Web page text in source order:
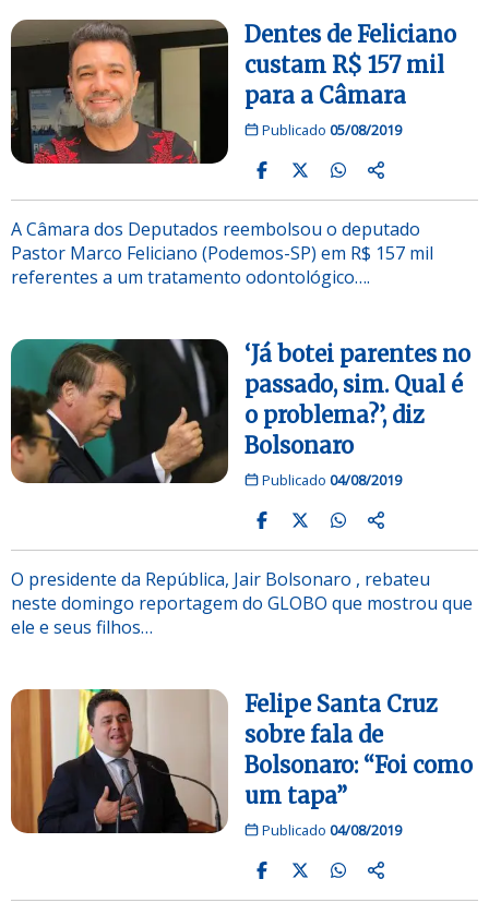
Dentes de Feliciano
custam R$ 157 mil
para a Câmara
Publicado 05/08/2019
A Câmara dos Deputados reembolsou o deputado
Pastor Marco Feliciano (Podemos-SP) em R$ 157 mil
referentes a um tratamento odontológico….
‘Já botei parentes no
passado, sim. Qual é
o problema?’, diz
Bolsonaro
Publicado 04/08/2019
O presidente da República, Jair Bolsonaro , rebateu
neste domingo reportagem do GLOBO que mostrou que
ele e seus filhos…
Felipe Santa Cruz
sobre fala de
Bolsonaro: “Foi como
um tapa”
Publicado 04/08/2019